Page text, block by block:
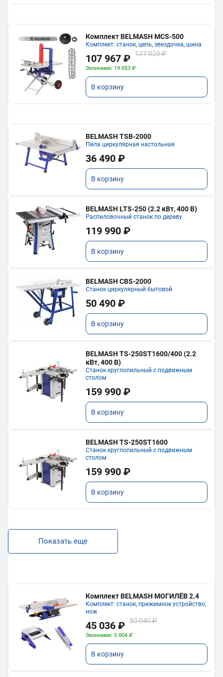
Комплект BELMASH MCS-500
Комплект: станок, цепь, звездочка, шина
107 967 ₽ 127 020 ₽
Экономия: 19 053 ₽
В корзину
BELMASH TSB-2000
Пила циркулярная настольная
36 490 ₽
В корзину
BELMASH LTS-250 (2.2 кВт, 400 В)
Распиловочный станок по дереву
119 990 ₽
В корзину
BELMASH CBS-2000
Станок циркулярный бытовой
50 490 ₽
В корзину
BELMASH TS-250ST1600/400 (2.2
кВт, 400 В)
Станок круглопильный с подвижным
столом
159 990 ₽
В корзину
BELMASH TS-250ST1600
Станок круглопильный с подвижным
столом
159 990 ₽
В корзину
Показать еще
Комплект BELMASH МОГИЛЁВ 2.4
Комплект: станок, прижимное устройство,
нож
45 036 ₽ 50 040 ₽
Экономия: 5 004 ₽
В корзину